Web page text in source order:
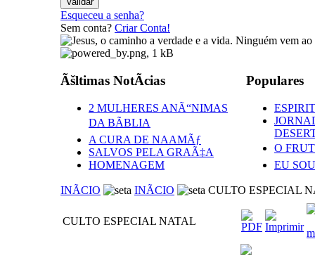
Esqueceu a senha?
Sem conta? Criar Conta!
Ãšltimas NotÃ­cias
2 MULHERES ANÃ“NIMAS
DA BÃBLIA
A CURA DE NAAMÃƒ
SALVOS PELA GRAÃ‡A
HOMENAGEM
Populares
O
EU
INÃCIO INÃCIO CULTO ESPECIAL
CULTO ESPECIAL NATAL